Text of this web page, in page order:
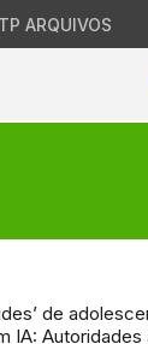
ARQUIVOS
de
IA: Autoridades